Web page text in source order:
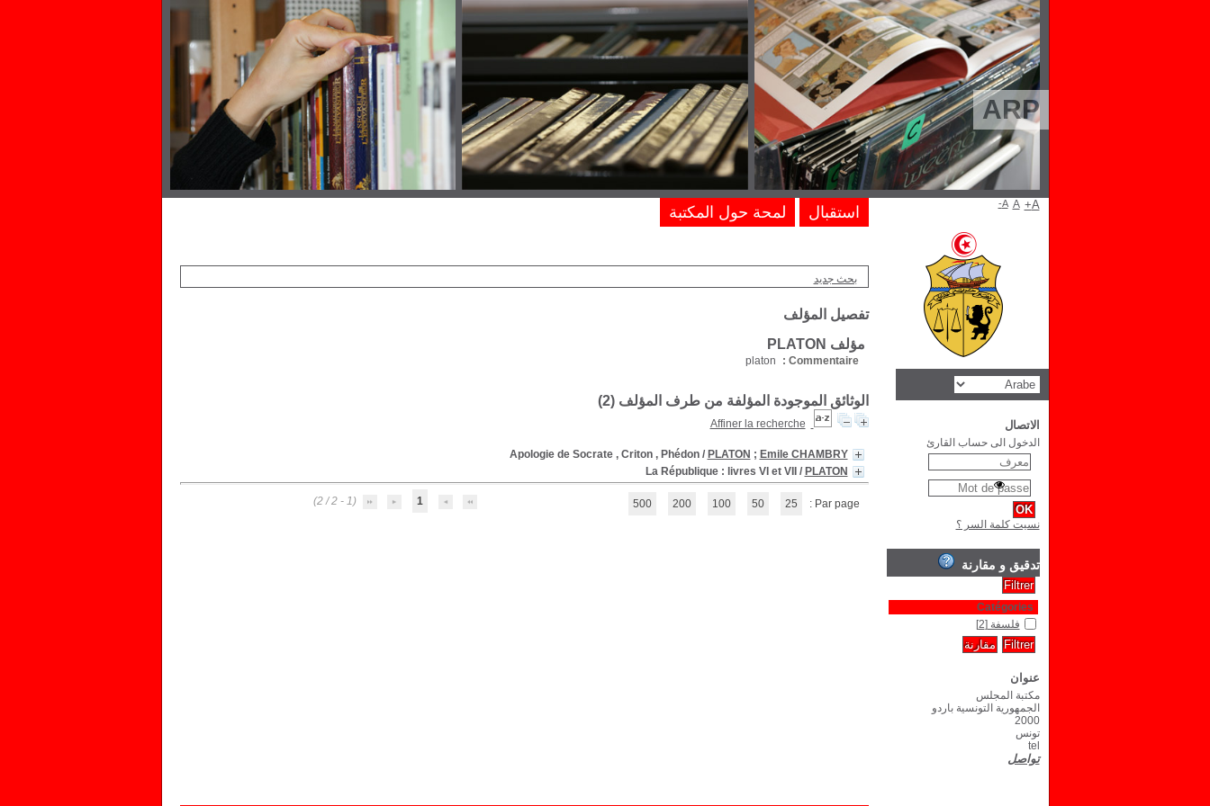
ARP
بحث جديد
تفصيل المؤلف
مؤلف PLATON
Commentaire :
platon
الوثائق الموجودة المؤلفة من طرف المؤلف (2
)
Affiner la recherche
Apologie de Socrate , Criton , Phédon/ PLATON ; Emile CHAMBRY
La République : livres VI et VII
/ PLATON
1
(1 - 2 / 2) Par page :
25
50
100
200
500
استقبال لمحة حول المكتبة A- A A+
الاتصال
الدخول الى حساب القارئ
نسيت كلمة السر ؟
تدقيق و مقارنة
Catégories
فلسفة [2]
عنوان
مكتبة المجلس
الجمهورية التونسية باردو
2000
تونس
tel
تواصل